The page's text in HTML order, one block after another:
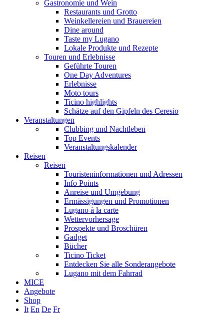
Gastronomie und Wein
Restaurants und Grotto
Weinkellereien und Brauereien
Dine around
Taste my Lugano
Lokale Produkte und Rezepte
Touren und Erlebnisse
Geführte Touren
One Day Adventures
Erlebnisse
Moto tours
Ticino highlights
Schätze auf den Gipfeln des Ceresio
Veranstaltungen
Clubbing und Nachtleben
Top Events
Veranstaltungskalender
Reisen
Reisen
Touristeninformationen und Adressen
Info Points
Anreise und Umgebung
Ermässigungen und Promotionen
Lugano à la carte
Wettervorhersage
Prospekte und Broschüren
Gadget
Bücher
Ticino Ticket
Entdecken Sie alle Sonderangebote
Lugano mit dem Fahrrad
MICE
Angebote
Shop
It En De Fr